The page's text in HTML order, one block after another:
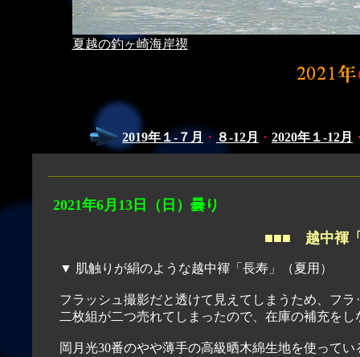
夏越の釣ヶ崎海岸禊
2019年１-７月 ・８-12月 ・ 2020年１-12月
2021年6月 13 日（日）曇り
■■■ 越中褌
▼ 肌触りが絹のような越中褌「長寿」（夏用）
フラッシュ撮影だと透けて見えてしまうため、フ
二枚組が二つ売れてしまったので、在庫の補充を
岡月光30番のやや薄手の高級晒木綿生地を使って